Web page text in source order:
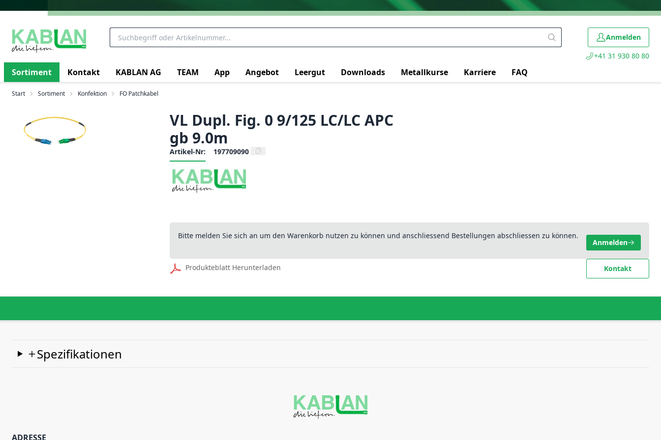
Anmelden
+41 31 930 80 80
Sortiment Kontakt KABLAN AG TEAM App Angebot Leergut Downloads Metallkurse Karriere FAQ
Start Sortiment Konfektion FO Patchkabel
VL Dupl. Fig. 0 9/125 LC/LC APC
gb 9.0m
Artikel-Nr: 197709090
Bitte melden Sie sich an um den Warenkorb nutzen zu können und anschliessend Bestellungen abschliessen zu können.
Anmelden
Produkteblatt Herunterladen Kontakt
Spezifikationen
ADRESSE